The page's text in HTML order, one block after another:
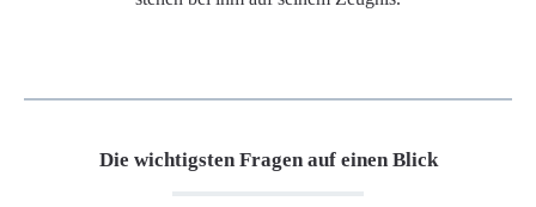
Die wichtigsten Fragen auf einen Blick